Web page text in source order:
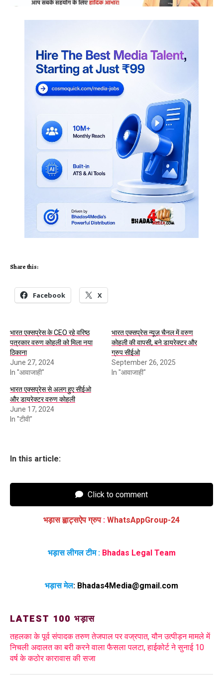
Share this:
Facebook X
भारत एक्सप्रेस के CEO रहे वरिष्ठ
पत्रकार वरुण कोहली को मिला नया
ठिकाना
June 27, 2024
In "आवाजाही"
भारत एक्सप्रेस न्यूज़ चैनल में वरुण
कोहली की वापसी, बने डायरेक्टर और
ग्रुप सीईओ
September 26, 2025
In "आवाजाही"
भारत एक्सप्रेस से अलग हुए सीईओ
और डायरेक्टर वरुण कोहली
June 17, 2024
In "टीवी"
In this article:
Click to comment
भड़ास ह्वाट्सऐप ग्रुप : WhatsAppGroup-24
भड़ास लीगल टीम : Bhadas Legal Team
भड़ास मेल: Bhadas4Media@gmail.com
LATEST 100 भड़ास
तहलका के पूर्व संपादक तरुण तेजपाल पर वज्रपात, यौन उत्पीड़न मामले में
निचली अदालत का बरी करने वाला फैसला पलटा, हाईकोर्ट ने सुनाई 10
वर्ष के कठोर कारावास की सजा